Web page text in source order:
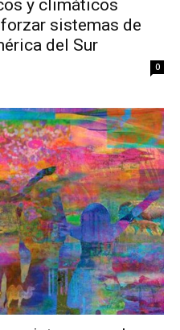
y climáticos
sistemas de
del Sur
0